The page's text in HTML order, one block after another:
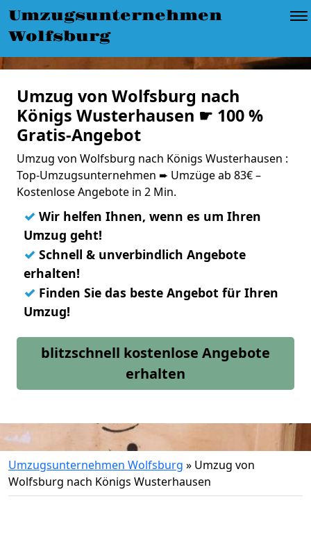
Umzugsunternehmen
Wolfsburg
Umzug von Wolfsburg nach
Königs Wusterhausen ☛ 100 %
Gratis-Angebot
Umzug von Wolfsburg nach Königs Wusterhausen :
Top-Umzugsunternehmen ➨ Umzüge ab 83€ –
Kostenlose Angebote in 2 Min.
✓ Wir helfen Ihnen, wenn es um Ihren
Umzug geht!
✓ Schnell & unverbindlich Angebote
erhalten!
✓ Finden Sie das beste Angebot für Ihren
Umzug!
blitzschnell kostenlose Angebote
erhalten
Umzugsunternehmen Wolfsburg » Umzug von
Wolfsburg nach Königs Wusterhausen